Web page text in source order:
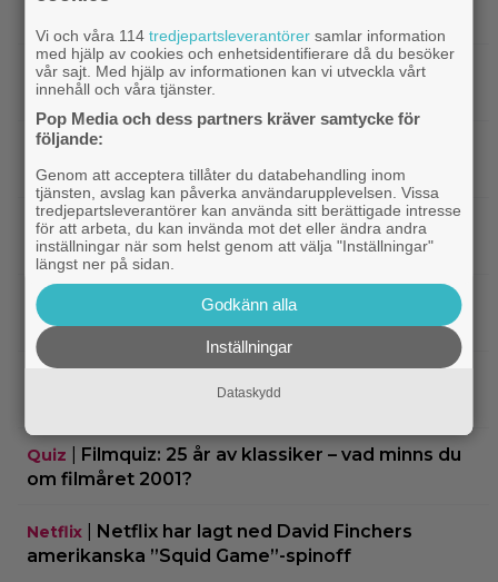
TV-spel |”Borderlands”-regissören om
kalkonfilmen – ”Den tillhörde ingen”
Casting|
ryktas om fler heta namn
Hollywood| Morgan Freeman medger: Gör dåliga
filmer – om lönen är hög nog
Netflix
Glöm Tom Hanks – här är Netflix nya
Robert Langdon-skådis
återvänder med ny dokumentär
Quiz
Filmquiz: 25 år av klassiker – vad minns du
om filmåret 2001?
Netflix
Netflix har lagt ned David Finchers
amerikanska ”Squid Game”-spinoff
Vi och våra 114tredjepartsleverantörer samlar information
med hjälp av cookies och enhetsidentifierare då du besöker
vår sajt. Med hjälp av informationen kan vi utveckla vårt
innehåll och våra tjänster.
Pop Media och dess partners kräver samtycke för
följande:
Genom att acceptera tillåter du databehandling inom
tjänsten, avslag kan påverka användarupplevelsen. Vissa
tredjepartsleverantörer kan använda sitt berättigade intresse
för att arbeta, du kan invända mot det eller ändra andra
inställningar när som helst genom att välja "Inställningar"
längst ner på sidan.
Godkänn alla
Inställningar
Dataskydd